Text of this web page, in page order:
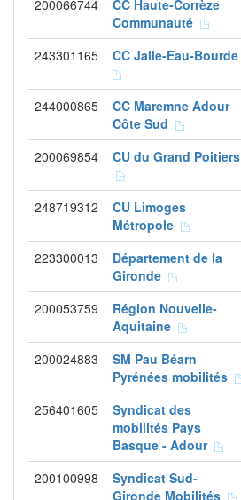
200066744
CC Haute-Corrèze
Communauté
243301165 CC Jalle-Eau-Bourde
244000865
CC Maremne Adour
Côte Sud
200069854 CU du Grand Poitiers
248719312
CU Limoges
Métropole
223300013
Département de la
Gironde
200053759
Région Nouvelle-
Aquitaine
200024883
SM Pau Béarn
Pyrénées mobilités
256401605
Syndicat des
mobilités Pays
Basque - Adour
200100998
Syndicat Sud-
Gironde Mobilités